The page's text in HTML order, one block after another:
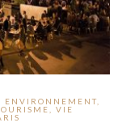
ENVIRONNEMENT
VIE